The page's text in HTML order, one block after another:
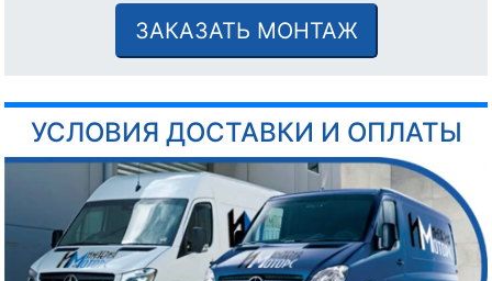
ЗАКАЗАТЬ МОНТАЖ
УСЛОВИЯ ДОСТАВКИ И ОПЛАТЫ